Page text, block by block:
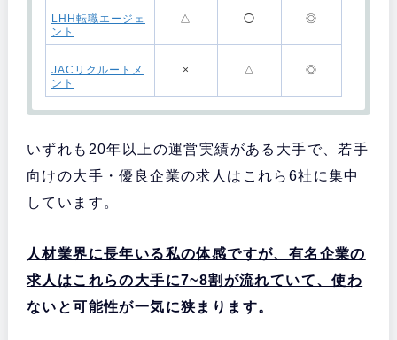
LHH転職エージェ
ント
△ ◯ ◎
JACリクルートメ
ント
× △ ◎
エージェント
・
マイナビ転職
AGENT
新卒領域では最大手で若手向けの優
ワークポート
エンジニアや営業職のサポート実績
が豊富 で、全国の拠点で対面の面談
が可能
・
いずれも20年以上の運営実績がある大手で、若手
向けの大手・優良企業の求人はこれら6社に集中
しています。
人材業界に長年いる私の体感ですが、有名企業の
求人はこれらの大手に7~8割が流れていて、使わ
ないと可能性が一気に狭まります。